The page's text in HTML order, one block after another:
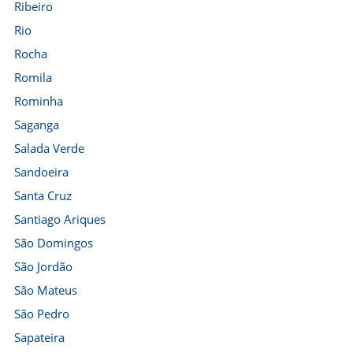
Ribeiro
Rio
Rocha
Romila
Rominha
Saganga
Salada Verde
Sandoeira
Santa Cruz
Santiago Ariques
São Domingos
São Jordão
São Mateus
São Pedro
Sapateira